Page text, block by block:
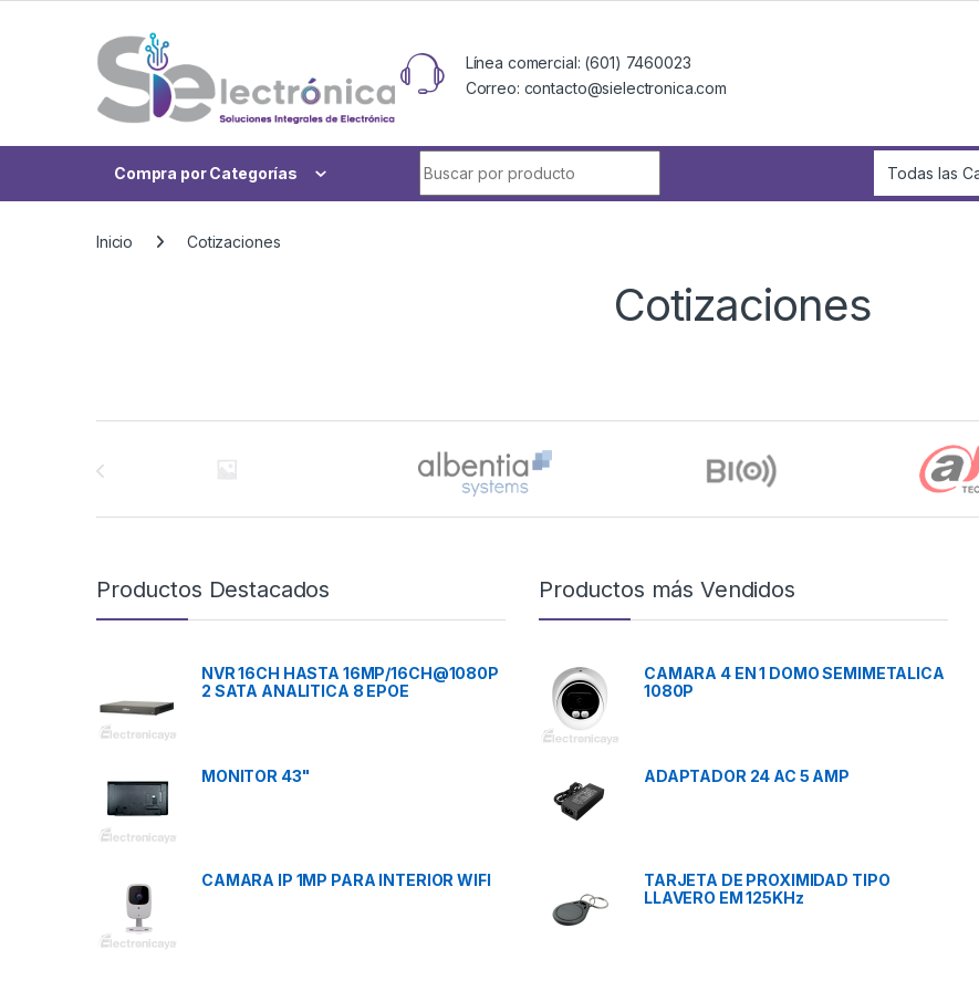
Línea comercial: (601) 7460023
Correo: contacto@sielectronica.com
Compra por Categorías
Inicio Cotizaciones
Cotizaciones
Productos Destacados
NVR 16CH HASTA 16MP/16CH@1080P
2 SATA ANALITICA 8 EPOE
MONITOR 43"
CAMARA IP 1MP PARA INTERIOR WIFI
Productos más Vendidos
CAMARA 4 EN 1 DOMO SEMIMETALICA
1080P
ADAPTADOR 24 AC 5 AMP
TARJETA DE PROXIMIDAD TIPO
LLAVERO EM 125KHz